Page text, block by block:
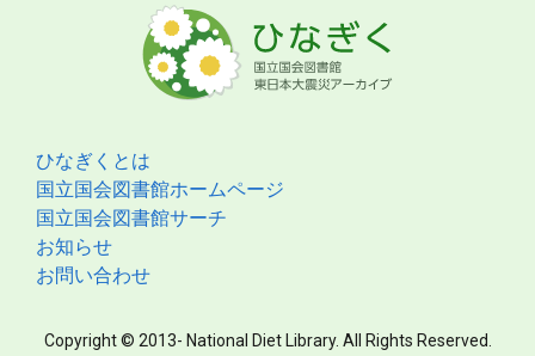
ひなぎくとは
国立国会図書館ホームページ
国立国会図書館サーチ
お知らせ
お問い合わせ
Copyright © 2013- National Diet Library. All Rights Reserved.